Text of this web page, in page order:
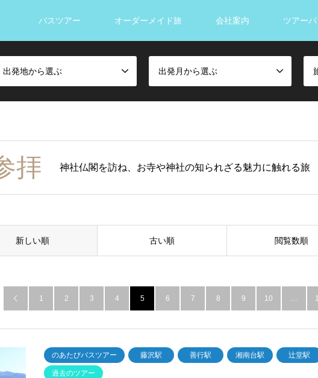
バスツアー オーダーメイド旅 会社案内 ツアー
出発地から選ぶ 出発月から選ぶ
拝 神社仏閣を訪ね、お寺や神社の知られざる魅力に触れる旅
新しい順 古い順 閲覧数順
 1 2 3 4 5 6 7 8 9 10 …
のあたびバスツアー 藤沢駅 善行駅 湘南台駅 辻堂駅
過去のツアー